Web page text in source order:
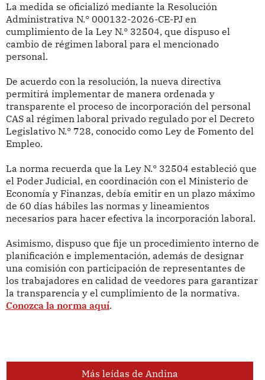
La medida se oficializó mediante la Resolución
Administrativa N.° 000132-2026-CE-PJ en
cumplimiento de la Ley N.° 32504, que dispuso el
cambio de régimen laboral para el mencionado
personal.
De acuerdo con la resolución, la nueva directiva
permitirá implementar de manera ordenada y
transparente el proceso de incorporación del personal
CAS al régimen laboral privado regulado por el Decreto
Legislativo N.° 728, conocido como Ley de Fomento del
Empleo.
La norma recuerda que la Ley N.° 32504 estableció que
el Poder Judicial, en coordinación con el Ministerio de
Economía y Finanzas, debía emitir en un plazo máximo
de 60 días hábiles las normas y lineamientos
necesarios para hacer efectiva la incorporación laboral.
Asimismo, dispuso que fije un procedimiento interno de
planificación e implementación, además de designar
una comisión con participación de representantes de
los trabajadores en calidad de veedores para garantizar
la transparencia y el cumplimiento de la normativa.
Conozca la norma aquí.
Más leídas de Andina